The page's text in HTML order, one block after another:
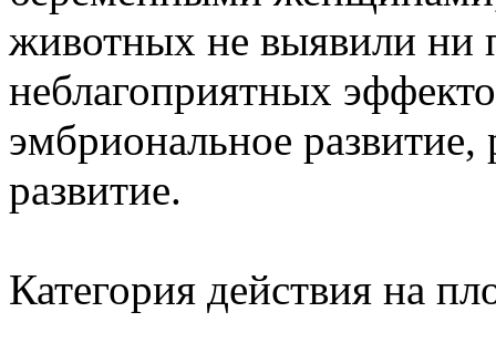
животных не выявили
неблагоприятных
эмбриональное
развитие.
Категория действия на